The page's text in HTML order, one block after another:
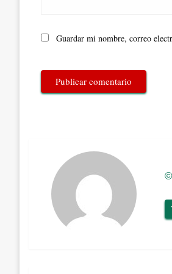
Guardar mi nombre, correo